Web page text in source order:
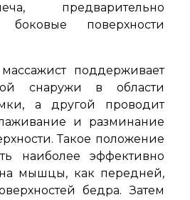
предварительно
боковые поверхности
поддерживает
снаружи в области
а другой проводит
и разминание
Такое положение
наиболее эффективно
на мышцы, как передней,
бедра. Затем